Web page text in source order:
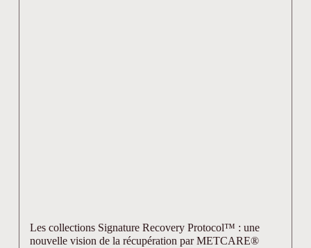
Les collections Signature Recovery Protocol™ : une
nouvelle vision de la récupération par METCARE®